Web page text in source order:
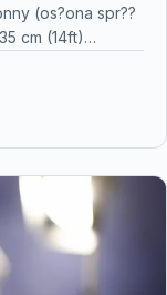
(os?ona spr??
cm (14ft)…